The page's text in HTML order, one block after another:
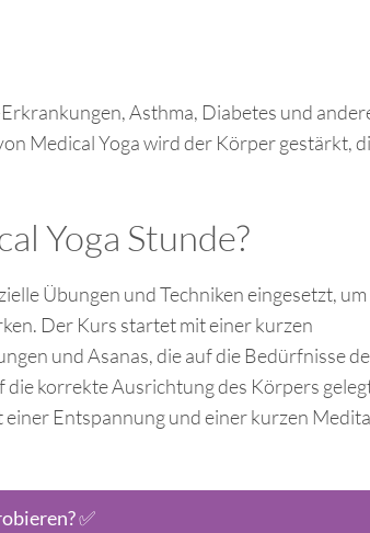
Asthma, Diabetes und
Medical Yoga wird der Körper gestärkt,
Yoga Stunde?
Übungen und Techniken eingesetzt, um
Der Kurs startet mit einer kurzen
und Asanas, die auf die Bedürfnisse
korrekte Ausrichtung des Körpers
Entspannung und einer kurzen
✅